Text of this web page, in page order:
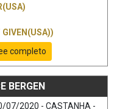
completo
BERGEN
07/2020 - CASTANHA -